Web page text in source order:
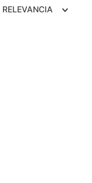
RELEVANCIA